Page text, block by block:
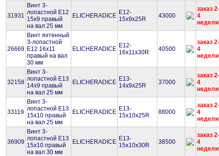
31931
Винт 3-
лопастной Е12
15х9 правый
на вал 25 мм
ELICHERADICE E12-
15x9x25R
43000
заказ 2-
4
недели
26669
Винт яхтенный
3-лопастной
Е12 16х11
правый на вал
30 мм
ELICHERADICE E12-
16x11x30R
40500
заказ 2-
4
недели
32158
Винт 3-
лопастной Е13
14х9 правый
на вал 25 мм
ELICHERADICE E13-
14x9x25R
37000
заказ 2-
4
недели
33119
Винт 3-
лопастной Е13
15х10 правый
на вал 25 мм
ELICHERADICE E13-
15x10x25R
88000
заказ 2-
4
недели
36909
Винт 3-
лопастной Е13
15х10 правый
на вал 30 мм
ELICHERADICE E13-
15x10x30R
38500
заказ 2-
4
недели